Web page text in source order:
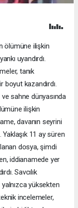
ölümüne ilişkin
uyandırdı.
tanık
boyut kazandırdı.
sahne dünyasında
ilişkin
davanın seyrini
11 ay süren
dosya, şimdi
iddianamede yer
Savcılık
yüksekten
incelemeler,